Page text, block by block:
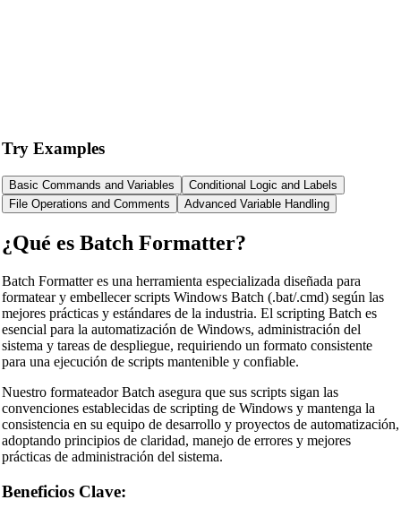
Try Examples
Basic Commands and Variables
Conditional Logic and Labels
File Operations and Comments
Advanced Variable Handling
¿Qué es Batch Formatter?
Batch Formatter es una herramienta especializada diseñada para
formatear y embellecer scripts Windows Batch (.bat/.cmd) según las
mejores prácticas y estándares de la industria. El scripting Batch es
esencial para la automatización de Windows, administración del
sistema y tareas de despliegue, requiriendo un formato consistente
para una ejecución de scripts mantenible y confiable.
Nuestro formateador Batch asegura que sus scripts sigan las
convenciones establecidas de scripting de Windows y mantenga la
consistencia en su equipo de desarrollo y proyectos de automatización,
adoptando principios de claridad, manejo de errores y mejores
prácticas de administración del sistema.
Beneficios Clave: